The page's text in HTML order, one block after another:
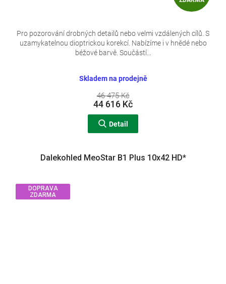
D
A
R
Skladem na prodejně
46 475 Kč
44 616 Kč
Detail
Pro pozorování drobných detailů nebo velmi vzdálených cílů. S
uzamykatelnou dioptrickou korekcí. Nabízíme i v hnědé nebo
béžové barvě. Součástí...
DOPRAVA
ZDARMA
Dalekohled MeoStar B1 Plus 10x42 HD*